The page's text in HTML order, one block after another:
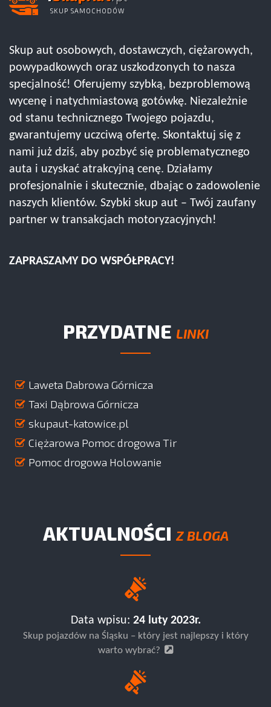
SKUP SAMOCHODÓW
Skup aut osobowych, dostawczych, ciężarowych,
powypadkowych oraz uszkodzonych to nasza
specjalność! Oferujemy szybką, bezproblemową
wycenę i natychmiastową gotówkę. Niezależnie
od stanu technicznego Twojego pojazdu,
gwarantujemy uczciwą ofertę. Skontaktuj się z
nami już dziś, aby pozbyć się problematycznego
auta i uzyskać atrakcyjną cenę. Działamy
profesjonalnie i skutecznie, dbając o zadowolenie
naszych klientów. Szybki skup aut – Twój zaufany
partner w transakcjach motoryzacyjnych!
ZAPRASZAMY DO WSPÓŁPRACY!
PRZYDATNE LINKI
Laweta Dabrowa Górnicza
Taxi Dąbrowa Górnicza
skupaut-katowice.pl
Ciężarowa Pomoc drogowa Tir
Pomoc drogowa Holowanie
AKTUALNOŚCI Z BLOGA
Data wpisu: 24 luty 2023r.
Skup pojazdów na Śląsku – który jest najlepszy i który
warto wybrać?